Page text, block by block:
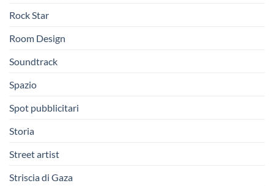
Rock Star
Room Design
Soundtrack
Spazio
Spot pubblicitari
Storia
Street artist
Striscia di Gaza